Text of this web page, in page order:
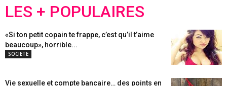
LES + POPULAIRES
«Si ton petit copain te frappe, c’est qu’il t’aime
beaucoup», horrible...
SOCIETE
Vie sexuelle et compte bancaire… des points en